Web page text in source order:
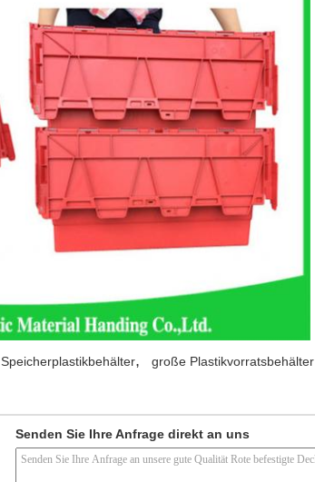
Speicherplastikbehälter, große Plastikvorratsbehälter
Senden Sie Ihre Anfrage direkt an uns